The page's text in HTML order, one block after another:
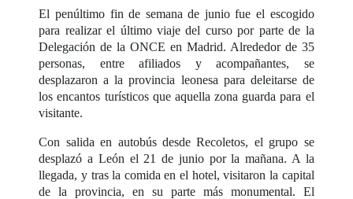
El penúltimo fin de semana de junio fue el escogido
para realizar el último viaje del curso por parte de la
Delegación de la ONCE en Madrid. Alrededor de 35
personas, entre afiliados y acompañantes, se
desplazaron a la provincia leonesa para deleitarse de
los encantos turísticos que aquella zona guarda para el
visitante.
Con salida en autobús desde Recoletos, el grupo se
desplazó a León el 21 de junio por la mañana. A la
llegada, y tras la comida en el hotel, visitaron la capital
de la provincia, en su parte más monumental. El